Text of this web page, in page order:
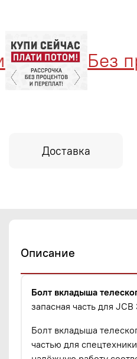
Без
Доставка
Описание
Болт вкладыша
запасная часть для JCB
Болт вкладыша
частью для